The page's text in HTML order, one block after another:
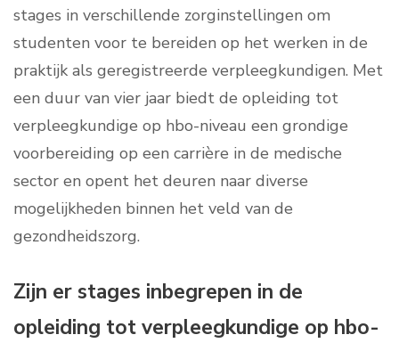
stages in verschillende zorginstellingen om
studenten voor te bereiden op het werken in de
praktijk als geregistreerde verpleegkundigen. Met
een duur van vier jaar biedt de opleiding tot
verpleegkundige op hbo-niveau een grondige
voorbereiding op een carrière in de medische
sector en opent het deuren naar diverse
mogelijkheden binnen het veld van de
gezondheidszorg.
Zijn er stages inbegrepen in de
opleiding tot verpleegkundige op hbo-